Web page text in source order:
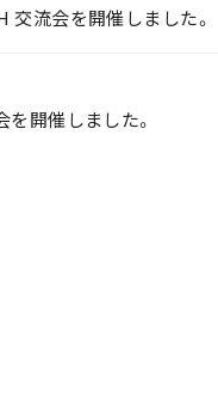
交流会を開催しました。
を開催しました。